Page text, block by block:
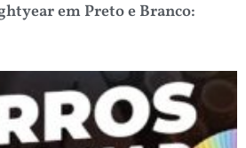
em Preto e Branco: